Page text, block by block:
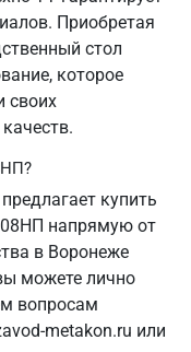
Приобретая
стол
которое
своих
купить
напрямую от
в Воронеже
можете лично
вопросам
metakon.ru или